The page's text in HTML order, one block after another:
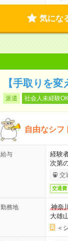
気にな
【手取りを
派遣 社会人未経験OK
自由なシフ
給与
経験
次第
交
交通費
勤務地
神奈
大雄
＜